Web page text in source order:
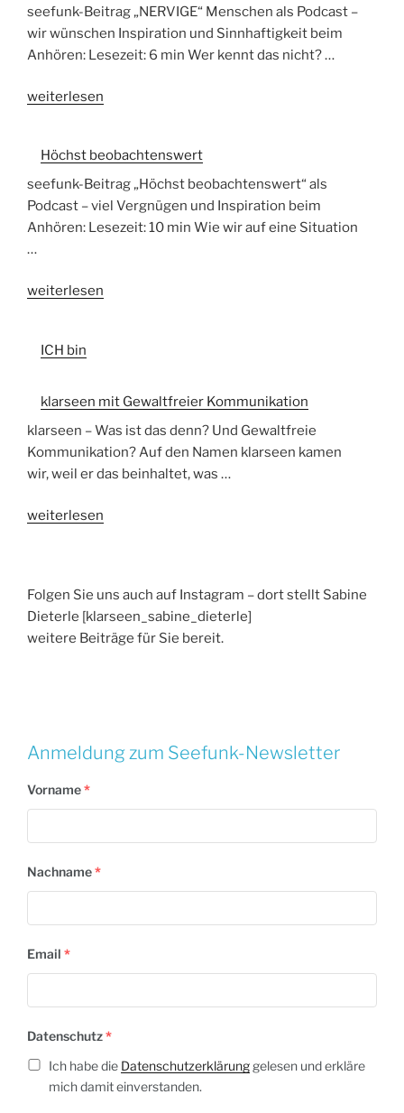
Selbstempathie
und
Selbstverbindung
–
„nervig“
bin?
–
wie
mit
dir
selbst
um?
Selbstempathie
Selbstverbindung
seefunk-Beitrag „NERVIGE“ Menschen als Podcast –
wir wünschen Inspiration und Sinnhaftigkeit beim
Anhören: Lesezeit: 6 min Wer kennt das nicht? …
„„Nervige“
weiterlesen
Höchst beobachtenswert
seefunk-Beitrag „Höchst beobachtenswert“ als
Podcast – viel Vergnügen und Inspiration beim
Anhören: Lesezeit: 10 min Wie wir auf eine Situation
…
„Höchst
weiterlesen
ICH bin
klarseen mit Gewaltfreier Kommunikation
klarseen – Was ist das denn? Und Gewaltfreie
Kommunikation? Auf den Namen klarseen kamen
wir, weil er das beinhaltet, was …
„klarseen
weiterlesen
Folgen Sie uns auch auf Instagram – dort stellt Sabine
Dieterle [klarseen_sabine_dieterle]
weitere Beiträge für Sie bereit.
Anmeldung zum Seefunk-Newsletter
Vorname*
Nachname*
Email *
Datenschutz*
Ich habe die Datenschutzerklärung gelesen und erkläre
mich damit einverstanden.